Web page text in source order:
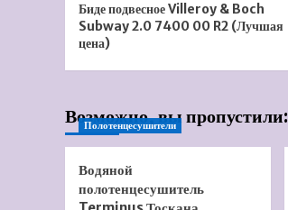
Биде подвесное Villeroy & Boch
Subway 2.0 7400 00 R2 (Лучшая
цена)
Возможно, вы пропустили:
Полотенцесушители
Водяной
полотенцесушитель